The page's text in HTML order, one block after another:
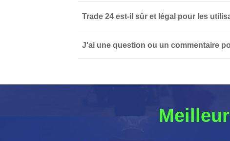
Trade 24 est-il sûr et légal pour les
J'ai une question ou un commentaire